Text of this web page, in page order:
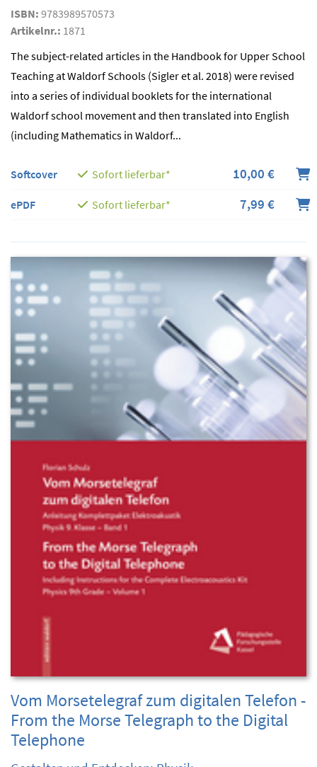
ISBN: 9783989570573
Artikelnr.: 1871
The subject-related articles in the Handbook for Upper School
Teaching at Waldorf Schools (Sigler et al. 2018) were revised
into a series of individual booklets for the international
Waldorf school movement and then translated into English
(including Mathematics in Waldorf...
Softcover Sofort lieferbar* 10,00 €
ePDF Sofort lieferbar* 7,99 €
Vom Morsetelegraf zum digitalen Telefon -
From the Morse Telegraph to the Digital
Telephone